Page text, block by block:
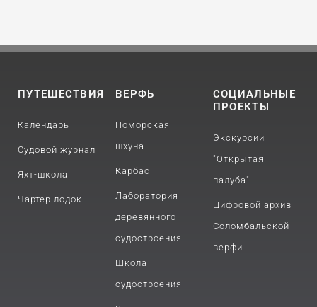
ПУТЕШЕСТВИЯ
Календарь
Судовой журнал
Яхт-школа
Чартер лодок
ВЕРФЬ
Поморская
шхуна
Карбас
Лаборатория
деревянного
судостроения
Школа
судостроения
СОЦИАЛЬНЫЕ
ПРОЕКТЫ
Экскурсии
"Открытая
палуба"
Цифровой архив
Соломбальской
верфи